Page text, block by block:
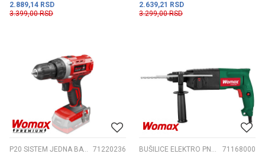
2.889,14 RSD
3.399,00RSD
2.639,21 RSD
3.299,00RSD
P20 SISTEM JEDNA BATERIJA 71220236 BUŠILICE ELEKTRO PNEUMATSKE 71168000